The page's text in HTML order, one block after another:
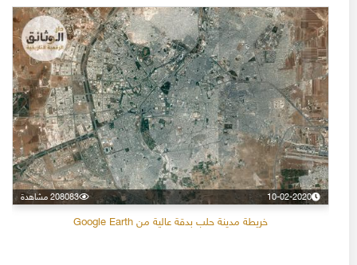
10-02-2020 208083 مشاهدة
خريطة مدينة حلب بدقة عالية من Google Earth